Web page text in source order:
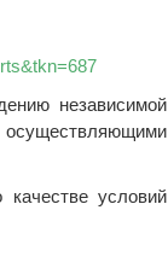
независимой
осуществляющими
условий